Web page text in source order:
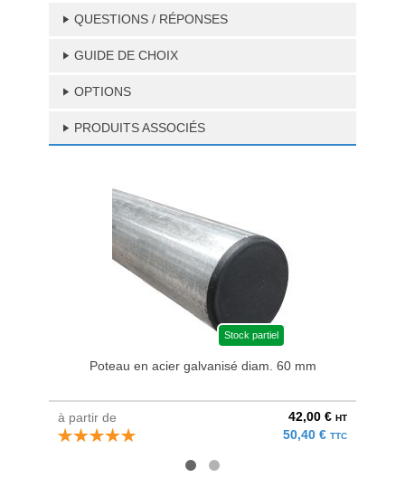
QUESTIONS / RÉPONSES
GUIDE DE CHOIX
OPTIONS
PRODUITS ASSOCIÉS
Stock partiel
Poteau en acier galvanisé diam. 60 mm
à partir de 42,00 € HT
50,40 € TTC